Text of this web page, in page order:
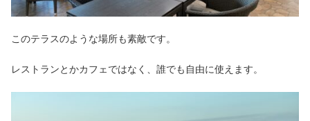
このテラスのような場所も素敵です。
レストランとかカフェではなく、誰でも自由に使えます。